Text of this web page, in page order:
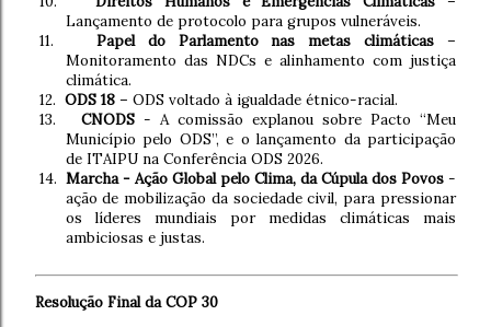
Lançamento de protocolo para grupos vulneráveis.
11.
Papel do Parlamento nas metas climáticas –
Monitoramento das NDCs e alinhamento com justiça
climática.
12. ODS 18– ODS voltado à igualdade étnico-racial.
13.
CNODS - A comissão explanou sobre Pacto “Meu
Município pelo ODS”, e o lançamento da participação
de ITAIPU na Conferência ODS 2026.
14. Marcha - Ação Global pelo Clima, da Cúpula dos Povos-
ação de mobilização da sociedade civil, para pressionar
os líderes mundiais por medidas climáticas mais
ambiciosas e justas.
Resolução Final da COP 30